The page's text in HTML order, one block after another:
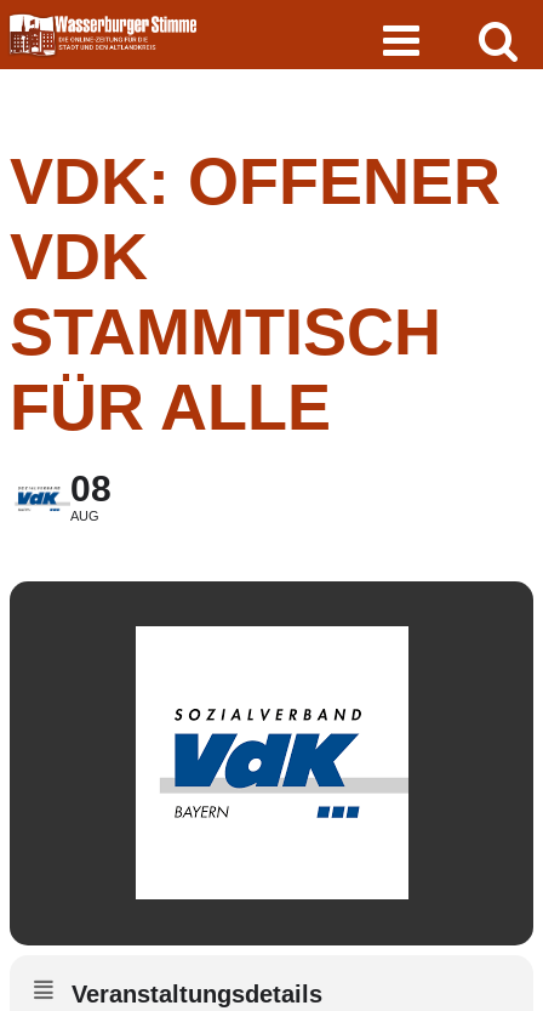
Skip
to
content
VDK: OFFENER
VDK
STAMMTISCH
FÜR ALLE
08
AUG
Veranstaltungsdetails